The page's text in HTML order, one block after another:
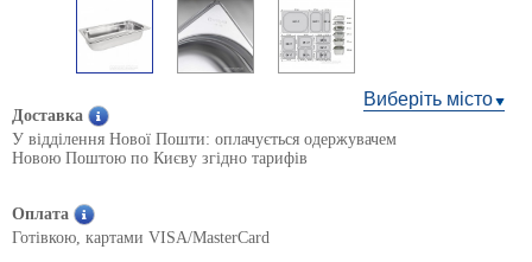
Виберіть місто
Доставка
У відділення Нової Пошти: оплачується одержувачем
Новою Поштою по Києву згідно тарифів
Оплата
Готівкою, картами VISA/MasterCard